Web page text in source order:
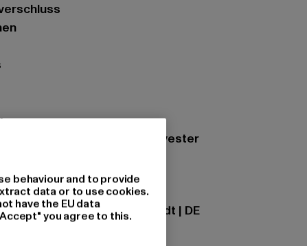
100% Nylon, 100% Polyester
GmbH |info@tbint.de
7 | 64372 Ober-Ramstadt | DE
behaviour and to provide
data or to use cookies.
have the EU data
you agree to this.